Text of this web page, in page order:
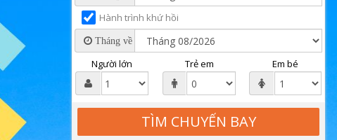
Hành trình khứ hồi
Tháng về
Người lớn Trẻ em Em bé